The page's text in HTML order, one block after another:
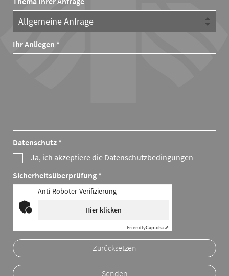
Ihr Anliegen *
Datenschutz *
Ja, ich akzeptiere die Datenschutzbedingungen
Sicherheitsüberprüfung *
Anti-Roboter-Verifizierung
Hier klicken
FriendlyCaptcha ⇗
Zurücksetzen